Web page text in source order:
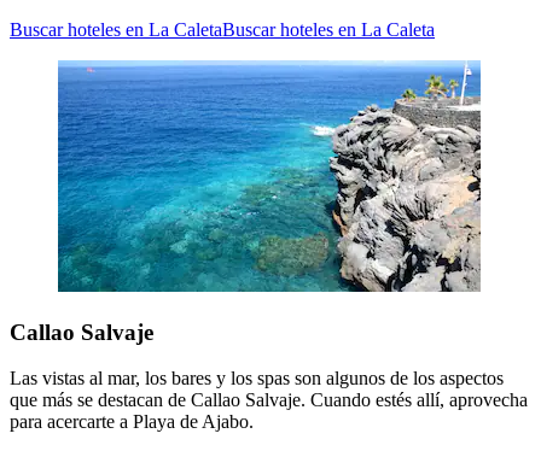
Buscar hoteles en La CaletaBuscar hoteles en La Caleta
Callao Salvaje
Las vistas al mar, los bares y los spas son algunos de los aspectos
que más se destacan de Callao Salvaje. Cuando estés allí, aprovecha
para acercarte a Playa de Ajabo.